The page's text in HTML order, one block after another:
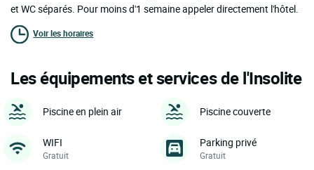
et WC séparés. Pour moins d'1 semaine appeler directement l'hôtel.
Voir les horaires
Les équipements et services de l'Insolite
Piscine en plein air Piscine couverte
WIFI
Gratuit
Parking privé
Gratuit